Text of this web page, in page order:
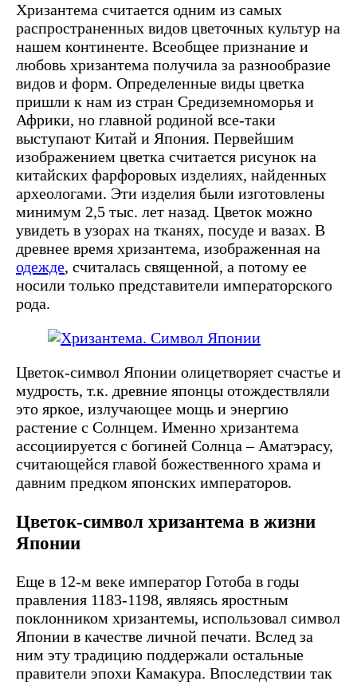
Хризантема считается одним из самых
распространенных видов цветочных культур на
нашем континенте. Всеобщее признание и
любовь хризантема получила за разнообразие
видов и форм. Определенные виды цветка
пришли к нам из стран Средиземноморья и
Африки, но главной родиной все-таки
выступают Китай и Япония. Первейшим
изображением цветка считается рисунок на
китайских фарфоровых изделиях, найденных
археологами. Эти изделия были изготовлены
минимум 2,5 тыс. лет назад. Цветок можно
увидеть в узорах на тканях, посуде и вазах. В
древнее время хризантема, изображенная на
одежде, считалась священной, а потому ее
носили только представители императорского
рода.
Цветок-символ Японии олицетворяет счастье и
мудрость, т.к. древние японцы отождествляли
это яркое, излучающее мощь и энергию
растение с Солнцем. Именно хризантема
ассоциируется с богиней Солнца – Аматэрасу,
считающейся главой божественного храма и
давним предком японских императоров.
Цветок-символ хризантема в жизни
Японии
Еще в 12-м веке император Готоба в годы
правления 1183-1198, являясь яростным
поклонником хризантемы, использовал символ
Японии в качестве личной печати. Вслед за
ним эту традицию поддержали остальные
правители эпохи Камакура. Впоследствии так